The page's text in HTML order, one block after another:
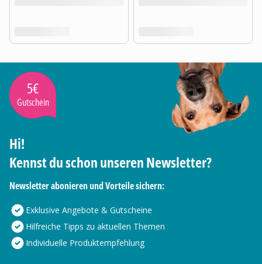
5€
Gutschein
Hi!
Kennst du schon unseren Newsletter?
Newsletter abonieren und Vorteile sichern:
Exklusive Angebote & Gutscheine
Hilfreiche Tipps zu aktuellen Themen
Individuelle Produktempfehlung